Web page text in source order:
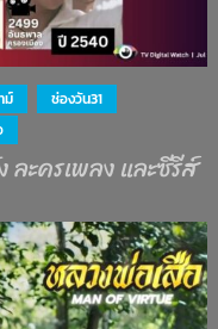
ม์
ช่องวัน31
ละครเพลง และซีรีส์